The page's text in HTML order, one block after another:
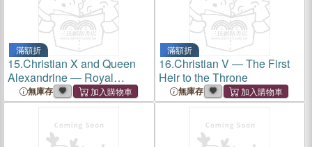
滿額折
15.Christian X and Queen
Alexandrine ― Royal
Couple Through the World
Wars
無庫存
滿額折
16.Christian V ― The First
Heir to the Throne
無庫存